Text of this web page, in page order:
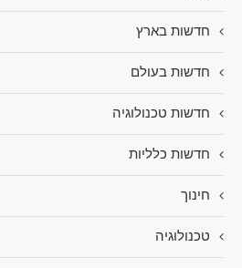
חדשות בארץ
חדשות בעולם
חדשות טכנולוגיה
חדשות כלליות
חינוך
טכנולוגיה